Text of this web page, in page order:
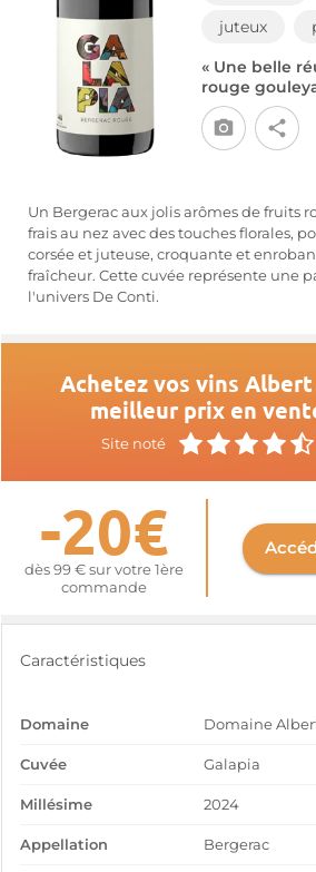
juteux
« Une belle
rouge
Un Bergerac aux jolis arômes de fruits
frais au nez avec des touches florales,
corsée et juteuse, croquante et
fraîcheur. Cette cuvée représente une
l'univers De Conti.
Achetez vos vins
meilleur prix en
Site noté
-20€
dès 99 € sur votre 1ère
commande
Caractéristiques
Domaine Domaine
Cuvée Galapia
Millésime 2024
Appellation Bergerac